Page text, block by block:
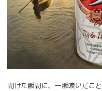
開けた瞬間に、一瞬嗅いだこ